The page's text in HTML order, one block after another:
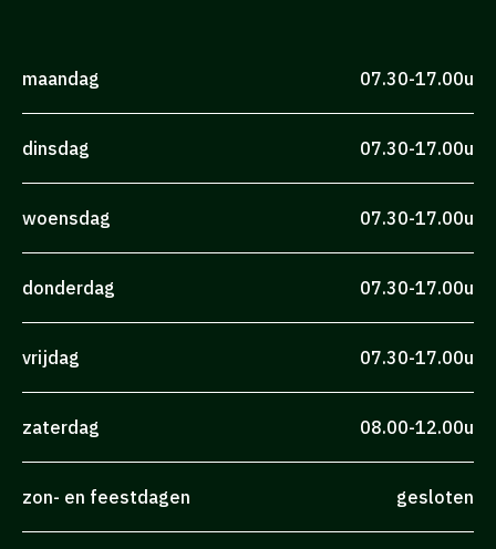
maandag 07.30-17.00u
dinsdag 07.30-17.00u
woensdag 07.30-17.00u
donderdag 07.30-17.00u
vrijdag 07.30-17.00u
zaterdag 08.00-12.00u
zon- en feestdagen gesloten